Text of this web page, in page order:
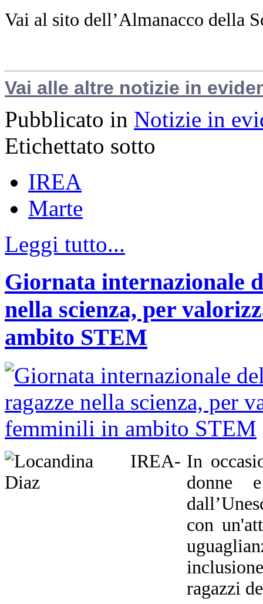
Vai al sito dell’Almanacco della
Vai alle altre notizie in
Pubblicato in Notizie in
Etichettato sotto
IREA
Marte
Leggi tutto...
Giornata internazionale
nella scienza, per
ambito STEM
In
donne
con
ragazzi